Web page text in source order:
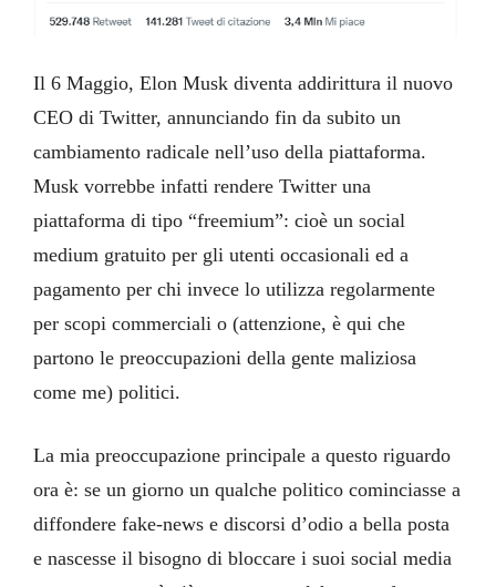
Il 6 Maggio, Elon Musk diventa addirittura il nuovo
CEO di Twitter, annunciando fin da subito un
cambiamento radicale nell’uso della piattaforma.
Musk vorrebbe infatti rendere Twitter una
piattaforma di tipo “freemium”: cioè un social
medium gratuito per gli utenti occasionali ed a
pagamento per chi invece lo utilizza regolarmente
per scopi commerciali o (attenzione, è qui che
partono le preoccupazioni della gente maliziosa
come me) politici.
La mia preoccupazione principale a questo riguardo
ora è: se un giorno un qualche politico cominciasse a
diffondere fake-news e discorsi d’odio a bella posta
e nascesse il bisogno di bloccare i suoi social media